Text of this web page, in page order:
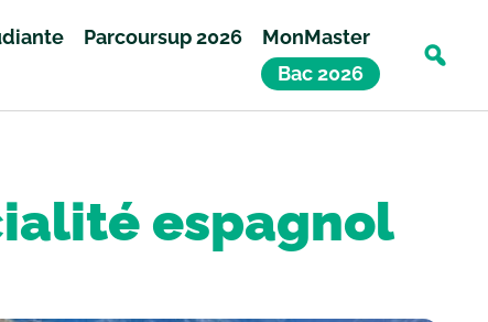
Parcoursup 2026
MonMaster
Bac 2026
espagnol